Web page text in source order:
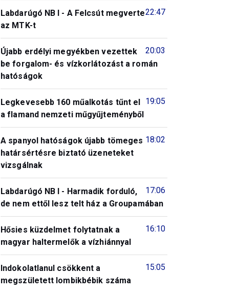
22:47
Labdarúgó NB I - A Felcsút megverte
az MTK-t
20:03
Újabb erdélyi megyékben vezettek
be forgalom- és vízkorlátozást a román
hatóságok
19:05
Legkevesebb 160 műalkotás tűnt el
a flamand nemzeti műgyűjteményből
18:02
A spanyol hatóságok újabb tömeges
határsértésre biztató üzeneteket
vizsgálnak
17:06
Labdarúgó NB I - Harmadik forduló,
de nem ettől lesz telt ház a Groupamában
16:10
Hősies küzdelmet folytatnak a
magyar haltermelők a vízhiánnyal
15:05
Indokolatlanul csökkent a
megszületett lombikbébik száma